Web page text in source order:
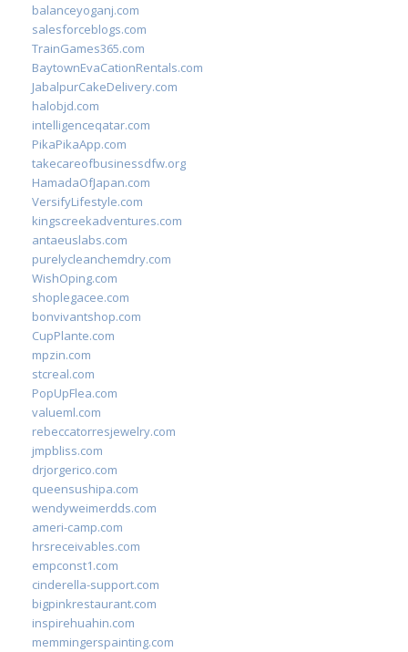
balanceyoganj.com
salesforceblogs.com
TrainGames365.com
BaytownEvaCationRentals.com
JabalpurCakeDelivery.com
halobjd.com
intelligenceqatar.com
PikaPikaApp.com
takecareofbusinessdfw.org
HamadaOfJapan.com
VersifyLifestyle.com
kingscreekadventures.com
antaeuslabs.com
purelycleanchemdry.com
WishOping.com
shoplegacee.com
bonvivantshop.com
CupPlante.com
mpzin.com
stcreal.com
PopUpFlea.com
valueml.com
rebeccatorresjewelry.com
jmpbliss.com
drjorgerico.com
queensushipa.com
wendyweimerdds.com
ameri-camp.com
hrsreceivables.com
empconst1.com
cinderella-support.com
bigpinkrestaurant.com
inspirehuahin.com
memmingerspainting.com